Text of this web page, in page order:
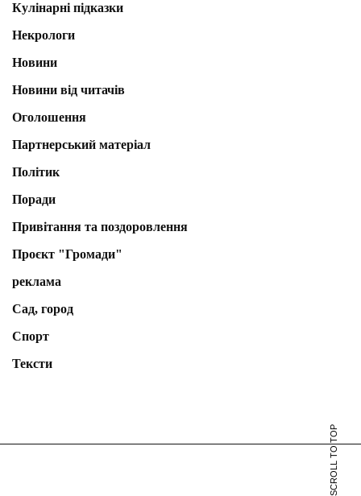
Кулінарні підказки
Некрологи
Новини
Новини від читачів
Оголошення
Партнерський матеріал
Політик
Поради
Привітання та поздоровлення
Проєкт "Громади"
реклама
Сад, город
Спорт
Тексти
SCROLL TO TOP